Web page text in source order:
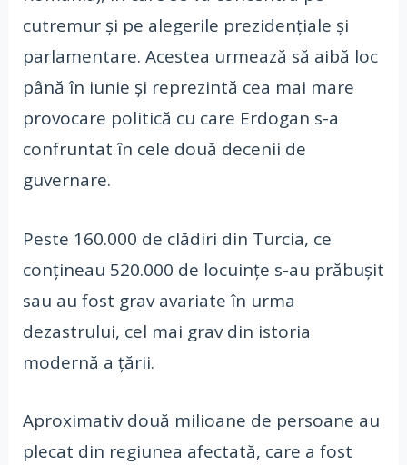
cutremur și pe alegerile prezidențiale și
parlamentare. Acestea urmează să aibă loc
până în iunie și reprezintă cea mai mare
provocare politică cu care Erdogan s-a
confruntat în cele două decenii de
guvernare.
Peste 160.000 de clădiri din Turcia, ce
conțineau 520.000 de locuințe s-au prăbușit
sau au fost grav avariate în urma
dezastrului, cel mai grav din istoria
modernă a țării.
Aproximativ două milioane de persoane au
plecat din regiunea afectată, care a fost